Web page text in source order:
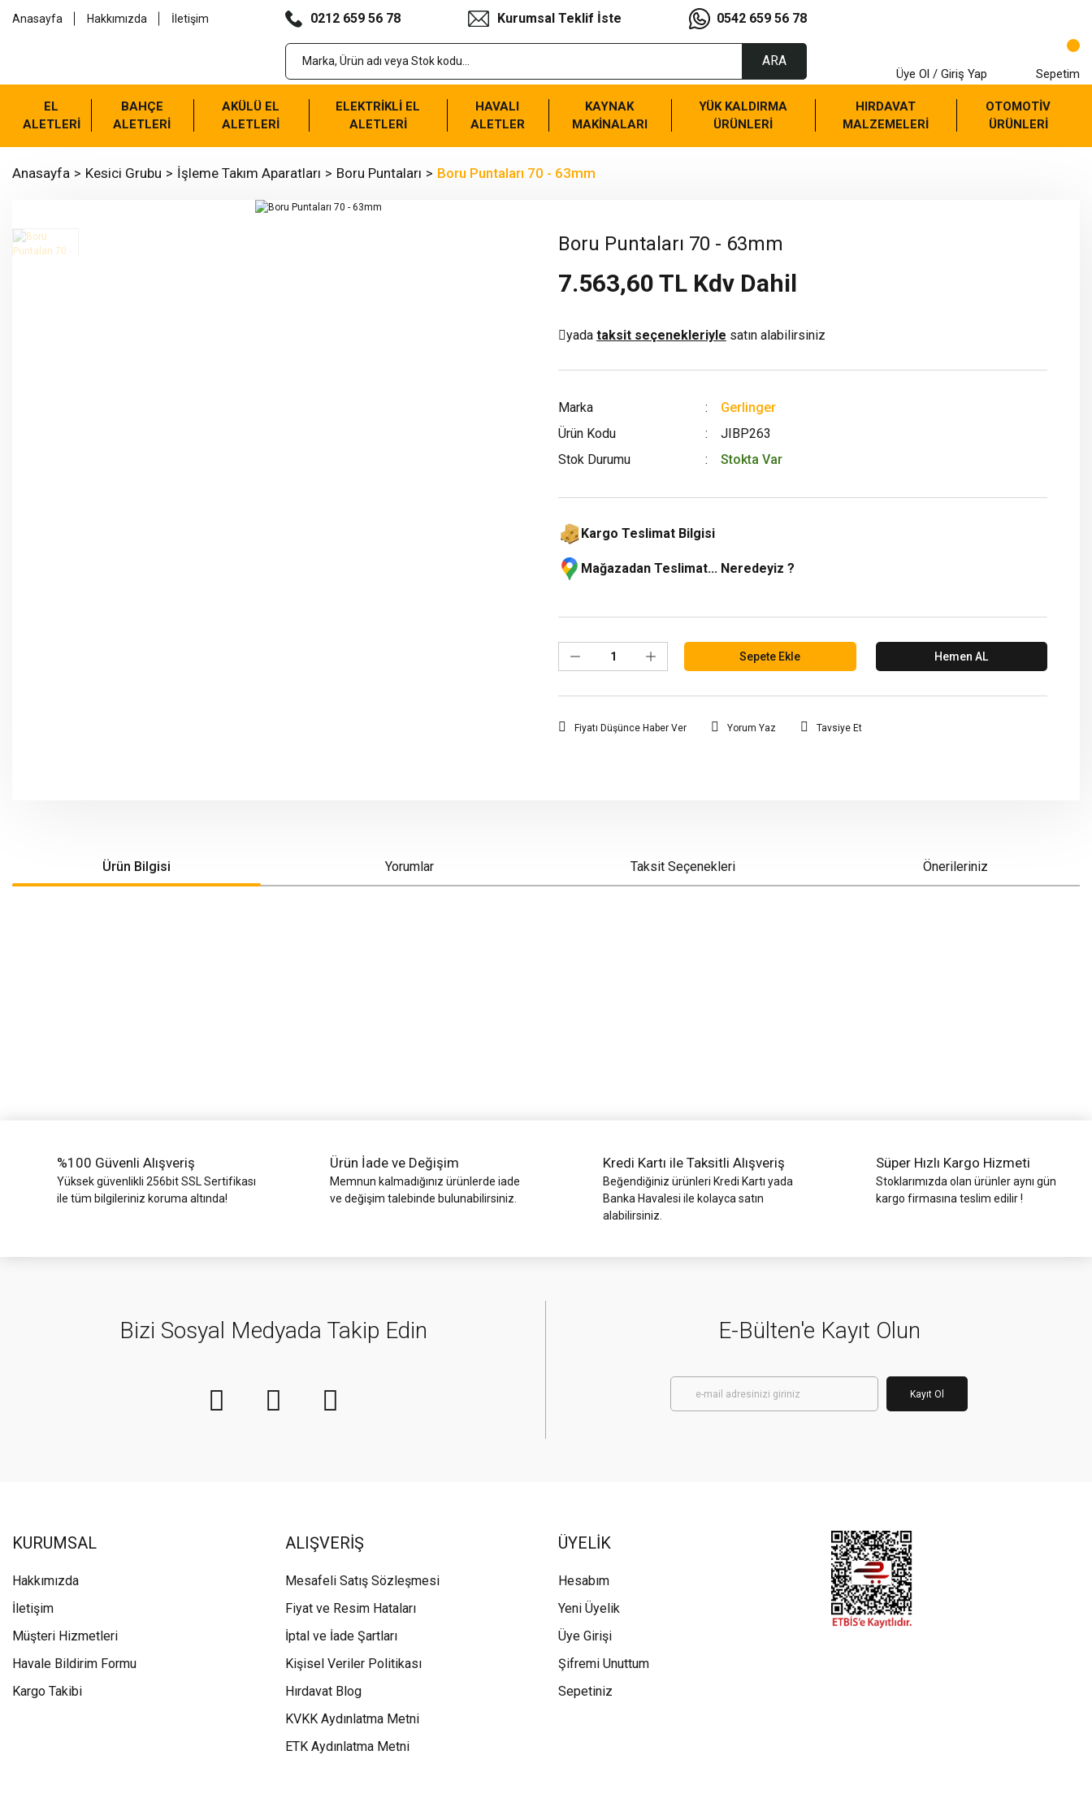
Anasayfa Hakkımızda İletişim 0212 659 56 78 Kurumsal Teklif İste 0542 659 56 78
ARA
Üye Ol / Giriş Yap Sepetim
EL
ALETLERİ
BAHÇE
ALETLERİ
AKÜLÜ EL
ALETLERİ
ELEKTRİKLİ EL
ALETLERİ
HAVALI
ALETLER
KAYNAK
MAKİNALARI
YÜK KALDIRMA
ÜRÜNLERİ
HIRDAVAT
MALZEMELERİ
OTOMOTİV
ÜRÜNLERİ
Anasayfa Kesici Grubu İşleme Takım Aparatları Boru Puntaları Boru Puntaları 70 - 63mm
Boru Puntaları 70 - 63mm
7.563,60 TL Kdv Dahil
yada taksit seçenekleriyle satın alabilirsiniz
Marka
Gerlinger
Ürün Kodu
JIBP263
Stok Durumu
Stokta Var
Kargo Teslimat Bilgisi
Mağazadan Teslimat... Neredeyiz ?
Sepete Ekle Hemen AL
Fiyatı Düşünce Haber Ver Yorum Yaz Tavsiye Et
Ürün Bilgisi Yorumlar Taksit Seçenekleri Önerileriniz
%100 Güvenli Alışveriş
Yüksek güvenlikli 256bit SSL Sertifikası
ile tüm bilgileriniz koruma altında!
Ürün İade ve Değişim
Memnun kalmadığınız ürünlerde iade
ve değişim talebinde bulunabilirsiniz.
Kredi Kartı ile Taksitli Alışveriş
Beğendiğiniz ürünleri Kredi Kartı yada
Banka Havalesi ile kolayca satın
alabilirsiniz.
Süper Hızlı Kargo Hizmeti
Stoklarımızda olan ürünler aynı gün
kargo firmasına teslim edilir !
Bizi Sosyal Medyada Takip Edin E-Bülten'e Kayıt Olun
Kayıt Ol
KURUMSAL
Hakkımızda
İletişim
Müşteri Hizmetleri
Havale Bildirim Formu
Kargo Takibi
ALIŞVERİŞ
Mesafeli Satış Sözleşmesi
Fiyat ve Resim Hataları
İptal ve İade Şartları
Kişisel Veriler Politikası
Hırdavat Blog
KVKK Aydınlatma Metni
ETK Aydınlatma Metni
ÜYELİK
Hesabım
Yeni Üyelik
Üye Girişi
Şifremi Unuttum
Sepetiniz